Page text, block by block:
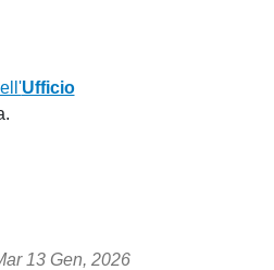
Ufficio
13 Gen, 2026